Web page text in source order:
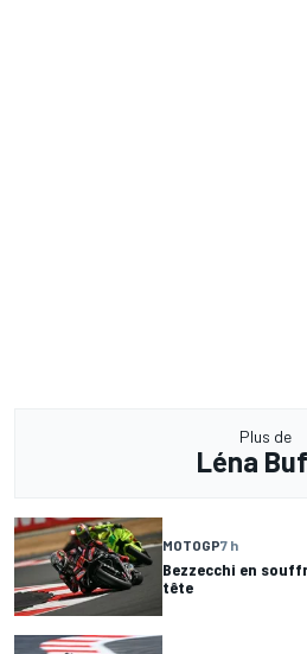
Plus de
Léna
MOTOGP7 h
Bezzecchi en
tête